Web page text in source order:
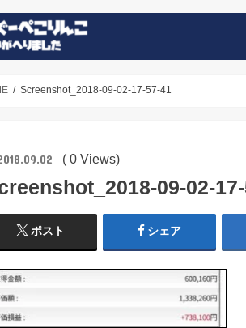
Screenshot_2018-09-02-17-57-41
( 0 Views)
09-02-
ポスト シェア